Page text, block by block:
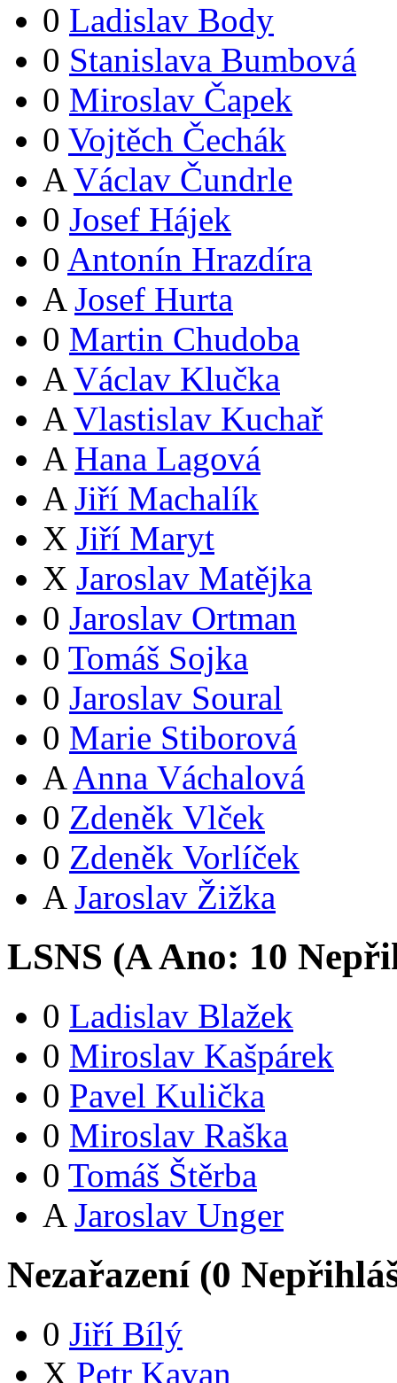
0 Ladislav Body
0 Stanislava Bumbová
0 Miroslav Čapek
0 Vojtěch Čechák
A Václav Čundrle
0 Josef Hájek
0 Antonín Hrazdíra
A Josef Hurta
0 Martin Chudoba
A Václav Klučka
A Vlastislav Kuchař
A Hana Lagová
A Jiří Machalík
X Jiří Maryt
X Jaroslav Matějka
0 Jaroslav Ortman
0 Tomáš Sojka
0 Jaroslav Soural
0 Marie Stiborová
A Anna Váchalová
0 Zdeněk Vlček
0 Zdeněk Vorlíček
A Jaroslav Žižka
LSNS (AAno: 10
0 Ladislav Blažek
0 Miroslav Kašpárek
0 Pavel Kulička
0 Miroslav Raška
0 Tomáš Štěrba
A Jaroslav Unger
Nezařazení (0
0 Jiří Bílý
X Petr Kavan